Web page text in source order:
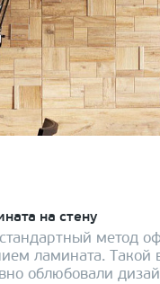
на стену
метод
ламината.
облюбовали